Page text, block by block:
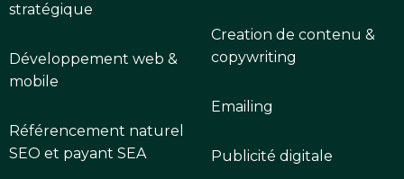
stratégique
Développement web &
mobile
Référencement naturel
SEO et payant SEA
Creation de contenu &
copywriting
Emailing
Publicité digitale